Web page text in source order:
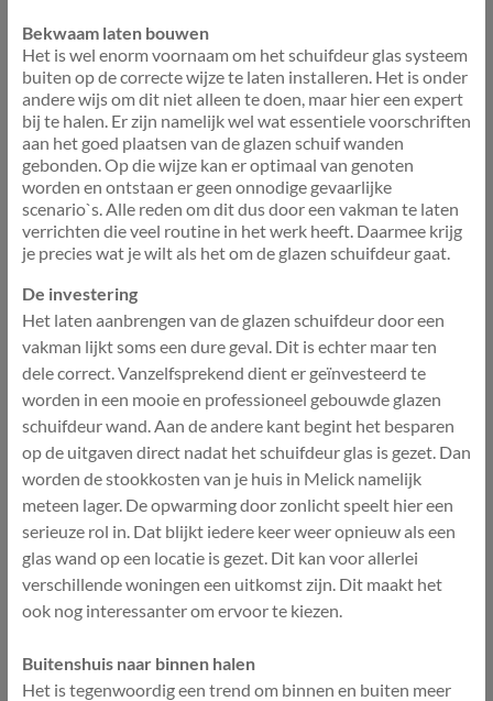
Bekwaam laten bouwen
Het is wel enorm voornaam om het schuifdeur glas systeem
buiten op de correcte wijze te laten installeren. Het is onder
andere wijs om dit niet alleen te doen, maar hier een expert
bij te halen. Er zijn namelijk wel wat essentiele voorschriften
aan het goed plaatsen van de glazen schuif wanden
gebonden. Op die wijze kan er optimaal van genoten
worden en ontstaan er geen onnodige gevaarlijke
scenario`s. Alle reden om dit dus door een vakman te laten
verrichten die veel routine in het werk heeft. Daarmee krijg
je precies wat je wilt als het om de glazen schuifdeur gaat.
De investering
Het laten aanbrengen van de glazen schuifdeur door een
vakman lijkt soms een dure geval. Dit is echter maar ten
dele correct. Vanzelfsprekend dient er geïnvesteerd te
worden in een mooie en professioneel gebouwde glazen
schuifdeur wand. Aan de andere kant begint het besparen
op de uitgaven direct nadat het schuifdeur glas is gezet. Dan
worden de stookkosten van je huis in Melick namelijk
meteen lager. De opwarming door zonlicht speelt hier een
serieuze rol in. Dat blijkt iedere keer weer opnieuw als een
glas wand op een locatie is gezet. Dit kan voor allerlei
verschillende woningen een uitkomst zijn. Dit maakt het
ook nog interessanter om ervoor te kiezen.
Buitenshuis naar binnen halen
Het is tegenwoordig een trend om binnen en buiten meer